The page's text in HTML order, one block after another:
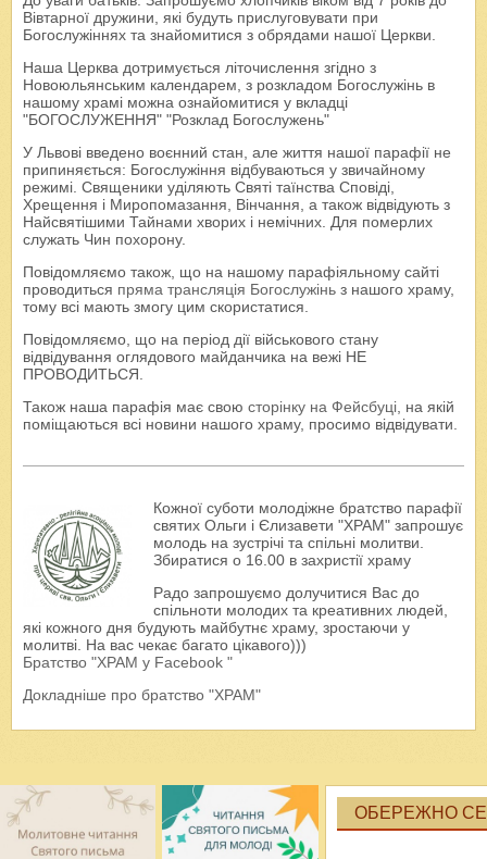
Вівтарної дружини, які будуть прислуговувати при
Богослужіннях та знайомитися з обрядами нашої Церкви.
Наша Церква дотримується літочислення згідно з
Новоюльянським календарем, з розкладом Богослужінь в
нашому храмі можна ознайомитися у вкладці
"БОГОСЛУЖЕННЯ" "Розклад Богослужень"
У Львові введено воєнний стан, але життя нашої парафії не
припиняється: Богослужіння відбуваються у звичайному
режимі. Священики уділяють Святі таїнства Сповіді,
Хрещення і Миропомазання, Вінчання, а також відвідують з
Найсвятішими Тайнами хворих і немічних. Для померлих
служать Чин похорону.
Повідомляємо також, що на нашому парафіяльному сайті
проводиться пряма трансляція Богослужінь з нашого храму,
тому всі мають змогу цим скористатися.
Повідомляємо, що на період дії військового стану
відвідування оглядового майданчика на вежі НЕ
ПРОВОДИТЬСЯ.
Також наша парафія має свою сторінку на Фейсбуці, на якій
поміщаються всі новини нашого храму, просимо відвідувати.
Кожної суботи молодіжне братство парафії
святих Ольги і Єлизавети "ХРАМ" запрошує
молодь на зустрічі та спільні молитви.
Збиратися о 16.00 в захристії храму
Радо запрошуємо долучитися Вас до
спільноти молодих та креативних людей,
які кожного дня будують майбутнє храму, зростаючи у
молитві. На вас чекає багато цікавого)))
Братство "ХРАМ у Facebook "
Докладніше про братство "ХРАМ"
ОБЕРЕЖНО